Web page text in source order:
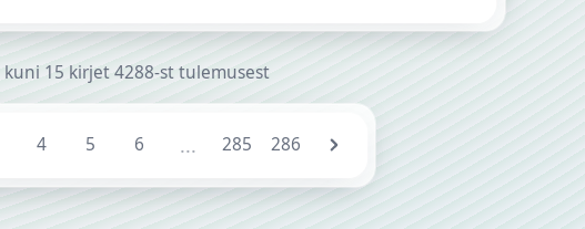
kuni 15 kirjet4288-sttulemusest
4 5 6 ... 285 286